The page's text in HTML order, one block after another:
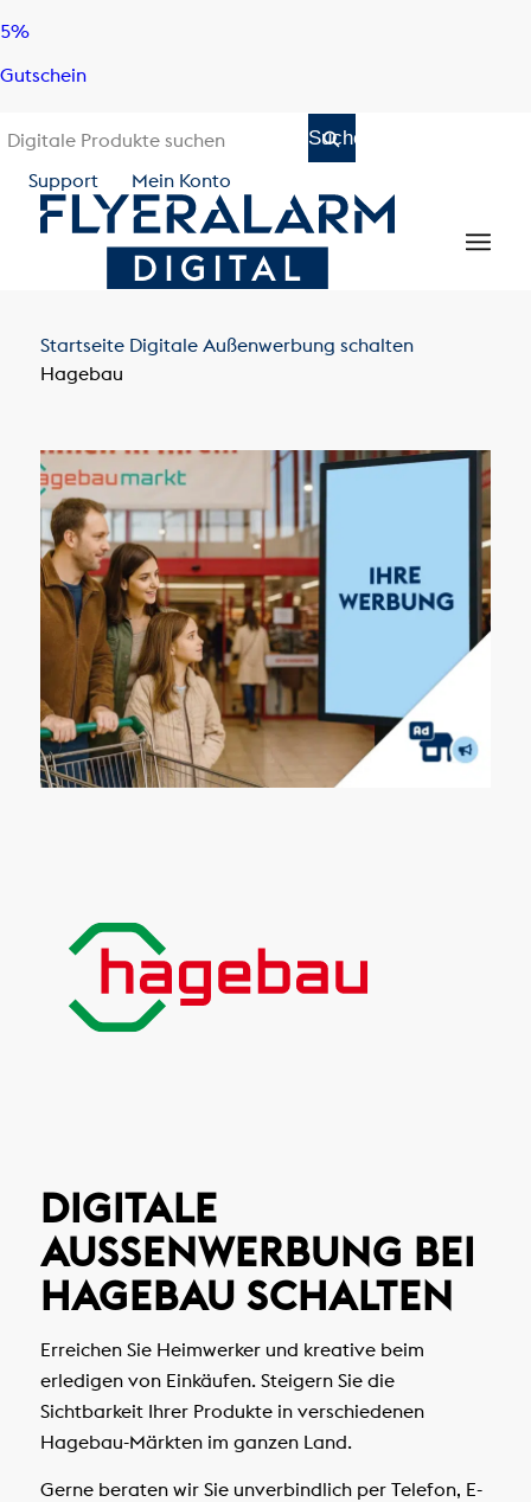
Skip
content
Skip
navigation
5%
Gutschein
Support Mein Konto
Startseite Digitale Außenwerbung schalten
Hagebau
DIGITALE
AUSSENWERBUNG BEI H
AGEBAU SCHALTEN
Erreichen Sie Heimwerker und kreative beim
erledigen von Einkäufen. Steigern Sie die
Sichtbarkeit Ihrer Produkte in verschiedenen
Hagebau-Märkten im ganzen Land.
Gerne beraten wir Sie unverbindlich per Telefon, E-